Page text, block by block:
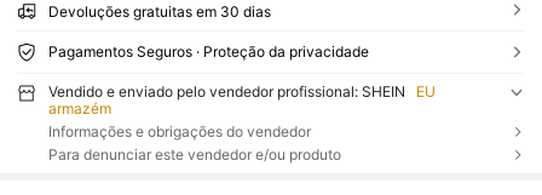
Devoluções gratuitas em 30 dias
Pagamentos Seguros · Proteção da privacidade
Vendido e enviado pelo vendedor profissional: SHEIN
EU
armazém
Informações e obrigações do vendedor
Para denunciar este vendedor e/ou produto